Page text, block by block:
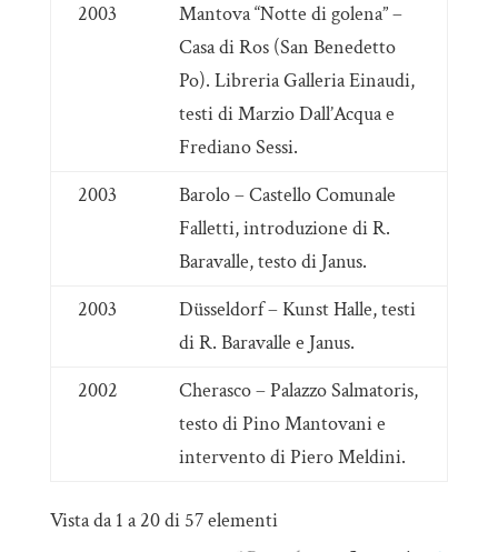
2003
Mantova “Notte di golena” –
Casa di Ros (San Benedetto
Po). Libreria Galleria Einaudi,
testi di Marzio Dall’Acqua e
Frediano Sessi.
2003
Barolo – Castello Comunale
Falletti, introduzione di R.
Baravalle, testo di Janus.
2003
Düsseldorf – Kunst Halle, testi
di R. Baravalle e Janus.
2002
Cherasco – Palazzo Salmatoris,
testo di Pino Mantovani e
intervento di Piero Meldini.
Vista da 1 a 20 di 57 elementi